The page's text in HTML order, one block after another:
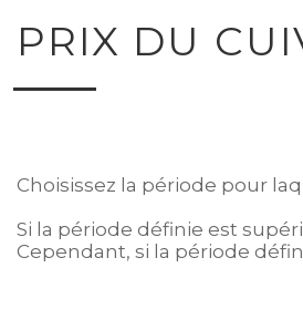
PRIX DU
Choisissez la période pour
Si la période définie est
Cependant, si la période